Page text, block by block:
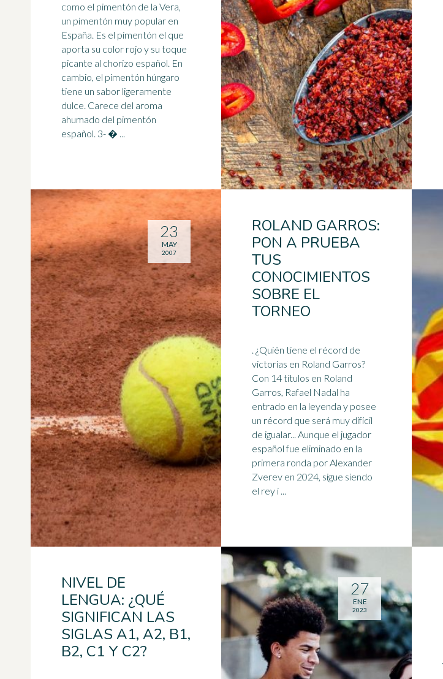
como el pimentón de la Vera,
un pimentón muy popular en
España. Es el pimentón el que
aporta su color rojo y su toque
picante al chorizo español. En
cambio, el pimentón húngaro
tiene un sabor ligeramente
dulce. Carece del aroma
ahumado del pimentón
español. 3- � ...
ROLAND GARROS:
PON A PRUEBA
TUS
CONOCIMIENTOS
SOBRE EL
TORNEO
. ¿Quién tiene el récord de
victorias en Roland Garros?
Con 14 títulos en Roland
Garros, Rafael Nadal ha
entrado en la leyenda y posee
un récord que será muy difícil
de igualar... Aunque el jugador
españolfue eliminado en la
primera ronda por Alexander
Zverev en 2024, sigue siendo
el rey i ...
23
MAY
2007
NIVEL DE
LENGUA: ¿QUÉ
SIGNIFICAN LAS
SIGLAS A1, A2, B1,
B2, C1 Y C2?
27
ENE
2023